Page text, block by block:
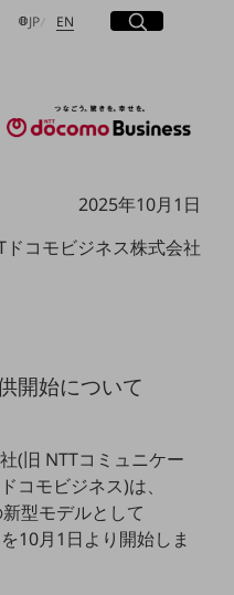
JP日本語
EN Englishサイト内検索
開く
ー
2025年10月1日
ドコモビジネス株式会社
開始について
(旧 NTTコミュニケー
コモビジネス)は、
型モデルとして
10月1日より開始しま